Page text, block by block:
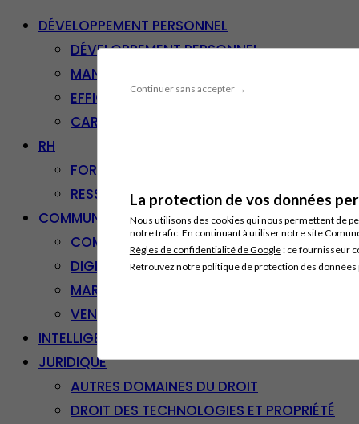
Continuer sans accepter →
La protection de vos données
Nous utilisons des cookies qui nous permettent de
notre trafic. En continuant à utiliser notre site
Règles de confidentialité de Google: ce fournisseur
Retrouvez notre politique de protection des
DÉVELOPPEMENT PERSONNEL
DÉVELOPPEMENT PERSONNEL
MANAGEMENT
EFFICACITÉ PROFESSIONNELLE
CARRIÈRE & RECONVERSION
RH
FORMATION PROFESSIONNELLE
RESSOURCES HUMAINES
COMMUNICATION/DIGITAL
COMMUNICATION
DIGITAL
MARKETING
VENTE – RELATION CLIENT
INTELLIGENCE ARTIFICIELLE
JURIDIQUE
AUTRES DOMAINES DU DROIT
DROIT DES TECHNOLOGIES ET PROPRIÉTÉ